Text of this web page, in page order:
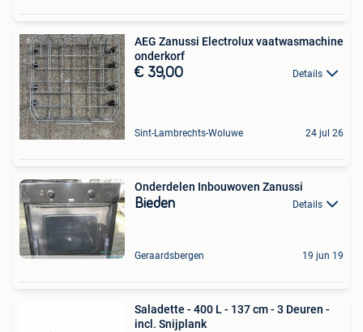
AEG Zanussi Electrolux vaatwasmachine
onderkorf
€ 39,00 Details
Sint-Lambrechts-Woluwe 24 jul 26
Onderdelen Inbouwoven Zanussi
Bieden Details
Geraardsbergen 19 jun 19
Saladette - 400 L - 137 cm - 3 Deuren -
incl. Snijplank